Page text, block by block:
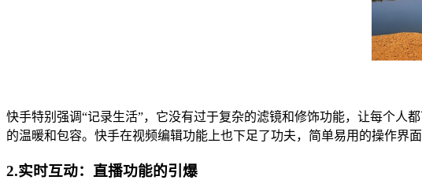
快手特别强调“记录生活”，它没有过于复杂的滤镜和修饰功能，让每个人
的温暖和包容。快手在视频编辑功能上也下足了功夫，简单易用的操作界
2.实时互动：直播功能的引爆